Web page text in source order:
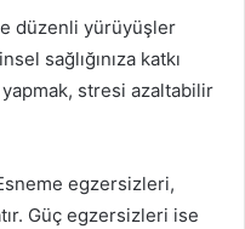
düzenli yürüyüşler
sağlığınıza katkı
stresi azaltabilir
egzersizleri,
Güç egzersizleri ise